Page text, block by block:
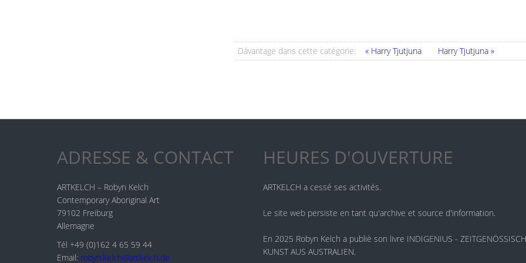
Dávantage dans cette catégorie: « Harry Tjutjuna Harry Tjutjuna »
ADRESSE & CONTACT
ARTKELCH – Robyn Kelch
Contemporary Aboriginal Art
79102 Freiburg
Allemagne
Tél +49 (0)162 4 65 59 44
Email: robyn.kelch@artkelch.de
HEURES D'OUVERTURE
ARTKELCH a cessé ses activités.
Le site web persiste en tant qu'archive et source d'information.
En 2025 Robyn Kelch a publiè son livre INDIGENIUS -
KUNST AUS AUSTRALIEN.